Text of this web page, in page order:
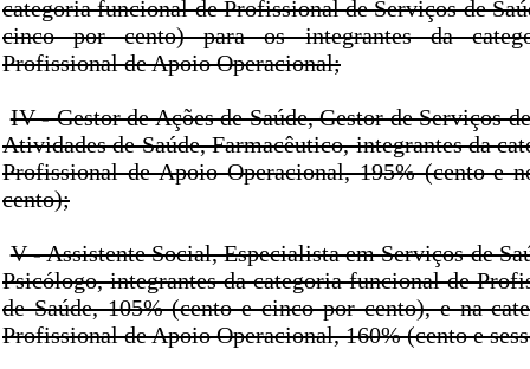
categoria funcional de Profissional de Serviços de
cinco por cento) para os integrantes da
Profissional de Apoio Operacional;
IV - Gestor de Ações de Saúde, Gestor de Serviços
Atividades de Saúde, Farmacêutico, integrantes da
Profissional de Apoio Operacional, 195% (cento e
cento);
V - Assistente Social, Especialista em Serviços de
Psicólogo, integrantes da categoria funcional de
de Saúde, 105% (cento e cinco por cento), e na
Profissional de Apoio Operacional, 160% (cento e